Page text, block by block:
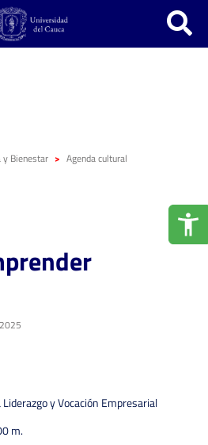
y Bienestar
Agenda cultural
y Vocación Empresarial
m.